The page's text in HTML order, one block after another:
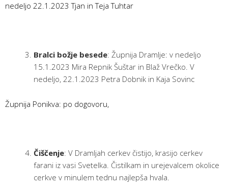
nedeljo 22.1.2023 Tjan in Teja Tuhtar
Bralci božje besede: Župnija Dramlje: v nedeljo
15.1.2023 Mira Repnik Šuštar in Blaž Vrečko. V
nedeljo, 22.1.2023 Petra Dobnik in Kaja Sovinc
Župnija Ponikva: po dogovoru,
Čiščenje: V Dramljah cerkev čistijo, krasijo cerkev
farani iz vasi Svetelka. Čistilkam in urejevalcem okolice
cerkve v minulem tednu najlepša hvala.